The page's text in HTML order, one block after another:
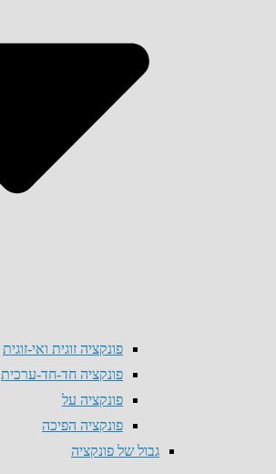
פונקציה זוגית ואי-זוגית
פונקציה חד-חד-ערכית
פונקציה על
פונקציה הפיכה
גבול של פונקציה